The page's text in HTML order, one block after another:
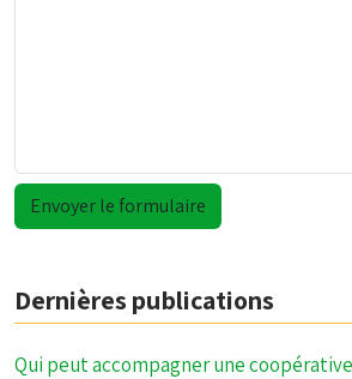
Dernières publications
Qui peut accompagner une